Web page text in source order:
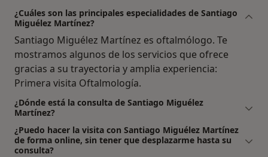
¿Cuáles son las principales especialidades de Santiago
Miguélez Martínez?
Santiago Miguélez Martínez es oftalmólogo. Te
mostramos algunos de los servicios que ofrece
gracias a su trayectoria y amplia experiencia:
Primera visita Oftalmología.
¿Dónde está la consulta de Santiago Miguélez
Martínez?
¿Puedo hacer la visita con Santiago Miguélez Martínez
de forma online, sin tener que desplazarme hasta su
consulta?